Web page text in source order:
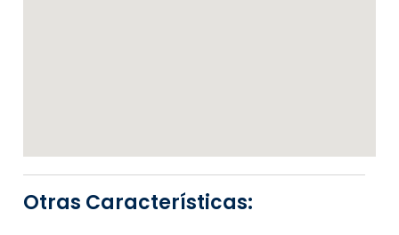
Otras Características: